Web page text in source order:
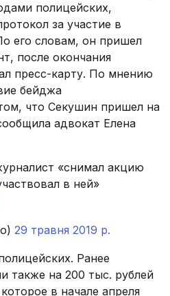
полицейских,
за участие в
его словам, он пришел
после окончания
пресс-карту. По мнению
бейджа
что Секушин пришел на
адвокат Елена
«снимал акцию
в ней»
29 травня 2019 р.
Ранее
также на 200 тыс. рублей
в начале апреля